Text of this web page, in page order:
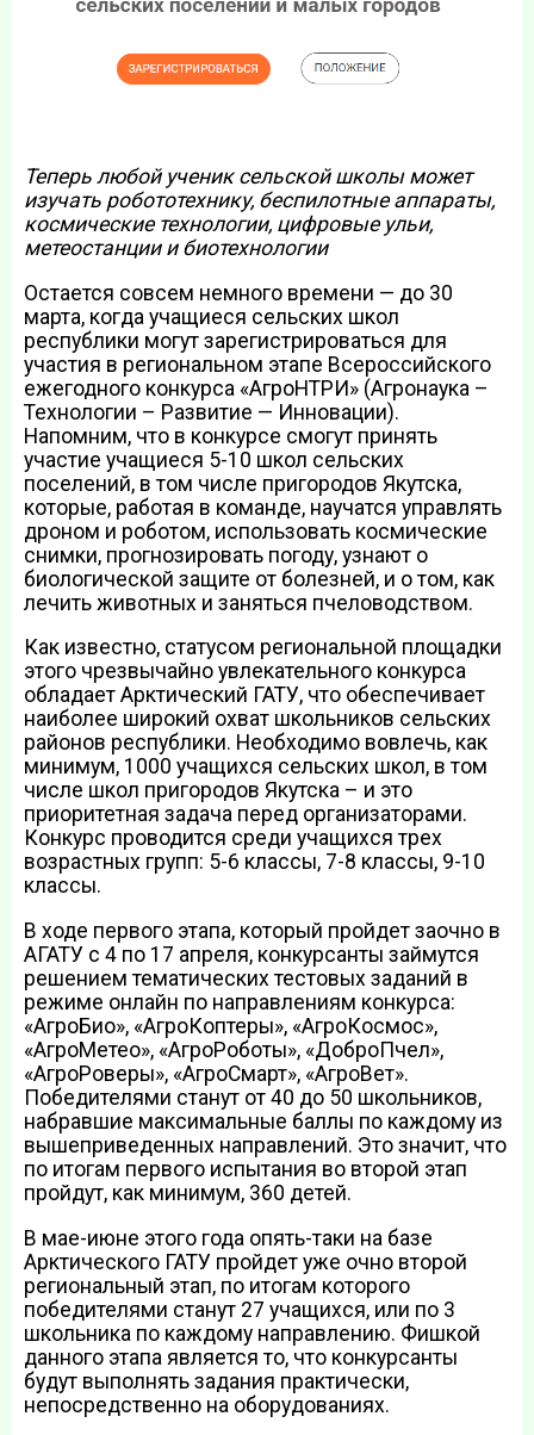
Теперь любой ученик сельской школы может
изучать робототехнику, беспилотные аппараты,
космические технологии, цифровые ульи,
метеостанции и биотехнологии
Остается совсем немного времени — до 30
марта, когда учащиеся сельских школ
республики могут зарегистрироваться для
участия в региональном этапе Всероссийского
ежегодного конкурса «АгроНТРИ» (Агронаука –
Технологии – Развитие — Инновации).
Напомним, что в конкурсе смогут принять
участие учащиеся 5-10 школ сельских
поселений, в том числе пригородов Якутска,
которые, работая в команде, научатся управлять
дроном и роботом, использовать космические
снимки, прогнозировать погоду, узнают о
биологической защите от болезней, и о том, как
лечить животных и заняться пчеловодством.
Как известно, статусом региональной площадки
этого чрезвычайно увлекательного конкурса
обладает Арктический ГАТУ, что обеспечивает
наиболее широкий охват школьников сельских
районов республики. Необходимо вовлечь, как
минимум, 1000 учащихся сельских школ, в том
числе школ пригородов Якутска – и это
приоритетная задача перед организаторами.
Конкурс проводится среди учащихся трех
возрастных групп: 5-6 классы, 7-8 классы, 9-10
классы.
В ходе первого этапа, который пройдет заочно в
АГАТУ с 4 по 17 апреля, конкурсанты займутся
решением тематических тестовых заданий в
режиме онлайн по направлениям конкурса:
«АгроБио», «АгроКоптеры», «АгроКосмос»,
«АгроМетео», «АгроРоботы», «ДоброПчел»,
«АгроРоверы», «АгроСмарт», «АгроВет».
Победителями станут от 40 до 50 школьников,
набравшие максимальные баллы по каждому из
вышеприведенных направлений. Это значит, что
по итогам первого испытания во второй этап
пройдут, как минимум, 360 детей.
В мае-июне этого года опять-таки на базе
Арктического ГАТУ пройдет уже очно второй
региональный этап, по итогам которого
победителями станут 27 учащихся, или по 3
школьника по каждому направлению. Фишкой
данного этапа является то, что конкурсанты
будут выполнять задания практически,
непосредственно на оборудованиях.